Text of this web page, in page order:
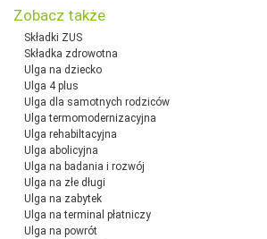
Zobacz także
Składki ZUS
Składka zdrowotna
Ulga na dziecko
Ulga 4 plus
Ulga dla samotnych rodziców
Ulga termomodernizacyjna
Ulga rehabiltacyjna
Ulga abolicyjna
Ulga na badania i rozwój
Ulga na złe długi
Ulga na zabytek
Ulga na terminal płatniczy
Ulga na powrót